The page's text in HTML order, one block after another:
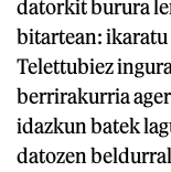
datorkit burura
bitartean: ikaratu
Telettubiez
berrirakurria
idazkun batek
datozen